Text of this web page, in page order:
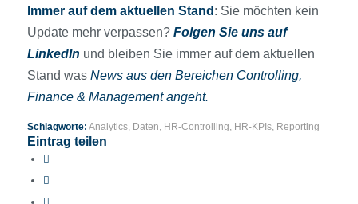
Immer auf dem aktuellen Stand : Sie möchten kein
Update mehr verpassen? Folgen Sie uns auf
LinkedIn und bleiben Sie immer auf dem aktuellen
Stand was News aus den Bereichen Controlling,
Finance & Management angeht.
Schlagworte: Analytics, Daten HR-Controlling HR-KPIs, Reporting
Eintrag teilen